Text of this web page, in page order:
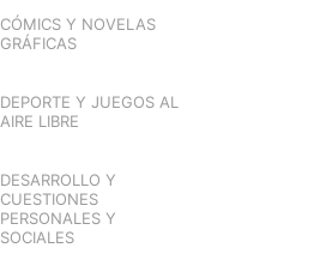
CÓMICS Y NOVELAS
GRÁFICAS
DEPORTE Y JUEGOS AL
AIRE LIBRE
DESARROLLO Y
CUESTIONES
PERSONALES Y
SOCIALES